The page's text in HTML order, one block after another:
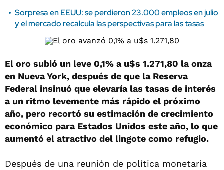
Sorpresa en EEUU: se perdieron 23.000 empleos en julio
y el mercado recalcula las perspectivas para las tasas
El oro subió un leve 0,1% a u$s 1.271,80 la onza
en Nueva York, después de que la Reserva
Federal insinuó que elevaría las tasas de interés
a un ritmo levemente más rápido el próximo
año, pero recortó su estimación de crecimiento
económico para Estados Unidos este año, lo que
aumentó el atractivo del lingote como refugio.
Después de una reunión de política monetaria